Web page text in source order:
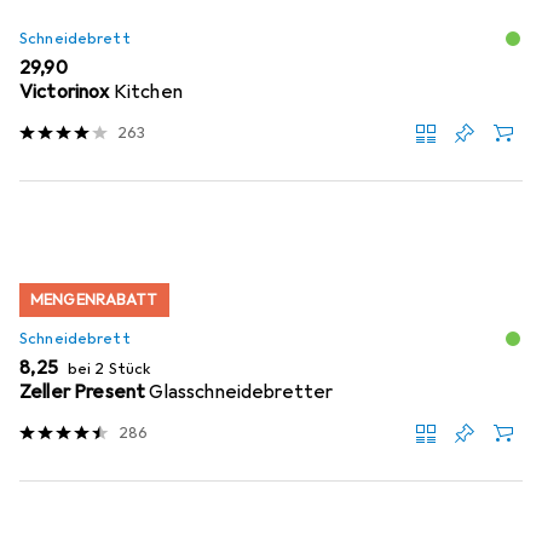
Schneidebrett
EUR
29,90
Victorinox Kitchen
263
MENGENRABATT
Schneidebrett
EUR
8,25 bei 2 Stück
Zeller PresentGlasschneidebretter
286